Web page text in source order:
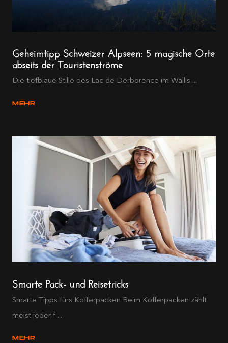
Geheimtipp Schweizer Alpseen: 5 magische Orte
abseits der Touristenströme
Die tiefblaue Stille des Lac de Derborence im Wallis ...
MEHR
Smarte Pack- und Reisetricks
Smarte Tipps fürs Kofferpacken Beim Kofferpacken zählt
meist jeder f ...
MEHR